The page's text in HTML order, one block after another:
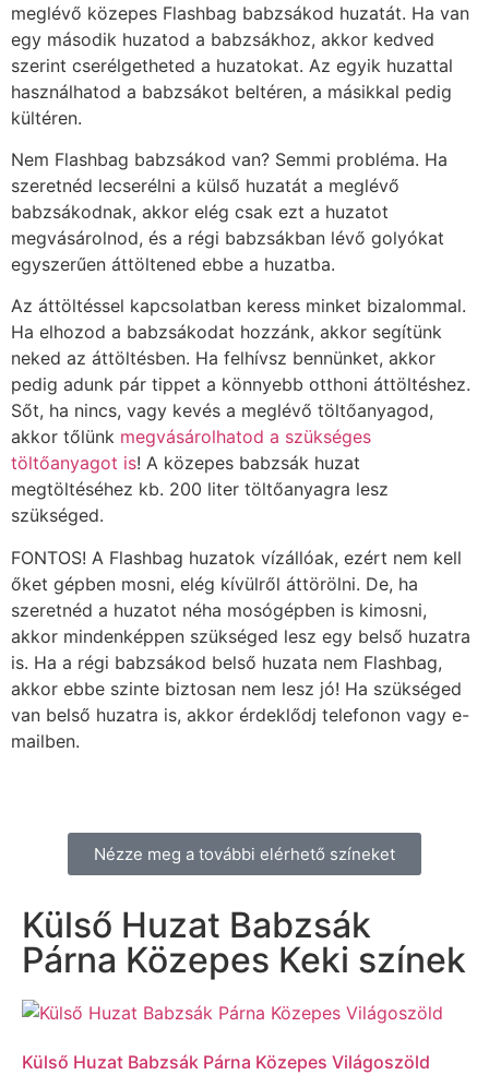
meglévő közepes Flashbag babzsákod huzatát. Ha van
egy második huzatod a babzsákhoz, akkor kedved
szerint cserélgetheted a huzatokat. Az egyik huzattal
használhatod a babzsákot beltéren, a másikkal pedig
kültéren.
Nem Flashbag babzsákod van? Semmi probléma. Ha
szeretnéd lecserélni a külső huzatát a meglévő
babzsákodnak, akkor elég csak ezt a huzatot
megvásárolnod, és a régi babzsákban lévő golyókat
egyszerűen áttöltened ebbe a huzatba.
Az áttöltéssel kapcsolatban keress minket bizalommal.
Ha elhozod a babzsákodat hozzánk, akkor segítünk
neked az áttöltésben. Ha felhívsz bennünket, akkor
pedig adunk pár tippet a könnyebb otthoni áttöltéshez.
Sőt, ha nincs, vagy kevés a meglévő töltőanyagod,
akkor tőlünk megvásárolhatod a szükséges
töltőanyagot is! A közepes babzsák huzat
megtöltéséhez kb. 200 liter töltőanyagra lesz
szükséged.
FONTOS! A Flashbag huzatok vízállóak, ezért nem kell
őket gépben mosni, elég kívülről áttörölni. De, ha
szeretnéd a huzatot néha mosógépben is kimosni,
akkor mindenképpen szükséged lesz egy belső huzatra
is. Ha a régi babzsákod belső huzata nem Flashbag,
akkor ebbe szinte biztosan nem lesz jó! Ha szükséged
van belső huzatra is, akkor érdeklődj telefonon vagy e-
mailben.
Nézze meg a további elérhető színeket
Külső Huzat Babzsák
Párna Közepes Keki színek
Külső Huzat Babzsák Párna Közepes Világoszöld